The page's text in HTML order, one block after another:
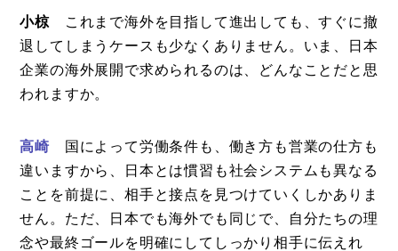
小椋 これまで海外を目指して進出しても、すぐに撤
退してしまうケースも少なくありません。いま、日本
企業の海外展開で求められるのは、どんなことだと思
われますか。
高崎 国によって労働条件も、働き方も営業の仕方も
違いますから、日本とは慣習も社会システムも異なる
ことを前提に、相手と接点を見つけていくしかありま
せん。ただ、日本でも海外でも同じで、自分たちの理
念や最終ゴールを明確にしてしっかり相手に伝えれ